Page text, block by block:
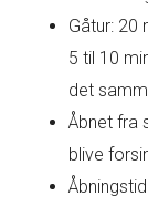
Gåtur: 20
5 til 10
det
Åbnet fra
blive